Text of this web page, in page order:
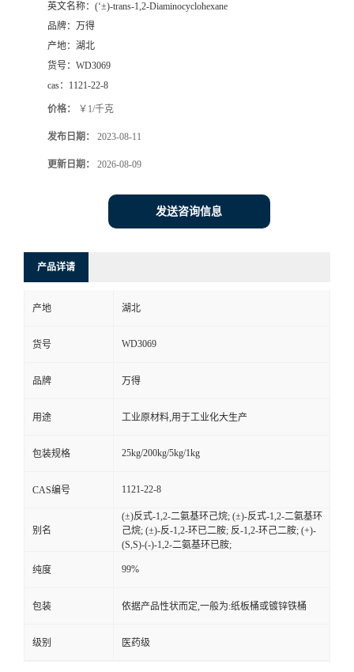
英文名称： (‘±)-trans-1,2-Diaminocyclohexane
品牌： 万得
产地： 湖北
货号： WD3069
cas： 1121-22-8
价格： ￥1/千克
发布日期： 2023-08-11
更新日期： 2026-08-09
发送咨询信息
产品详请
产地 湖北
货号 WD3069
品牌 万得
用途 工业原材料,用于工业化大生产
包装规格 25kg/200kg/5kg/1kg
CAS编号 1121-22-8
别名
(±)反式-1,2-二氨基环己烷; (±)-反式-1,2-二氨基环
己烷; (±)-反-1,2-环已二胺; 反-1,2-环己二胺; (+)-
(S,S)-(-)-1,2-二氨基环已胺;
纯度 99%
包装 依据产品性状而定,一般为:纸板桶或镀锌铁桶
级别 医药级